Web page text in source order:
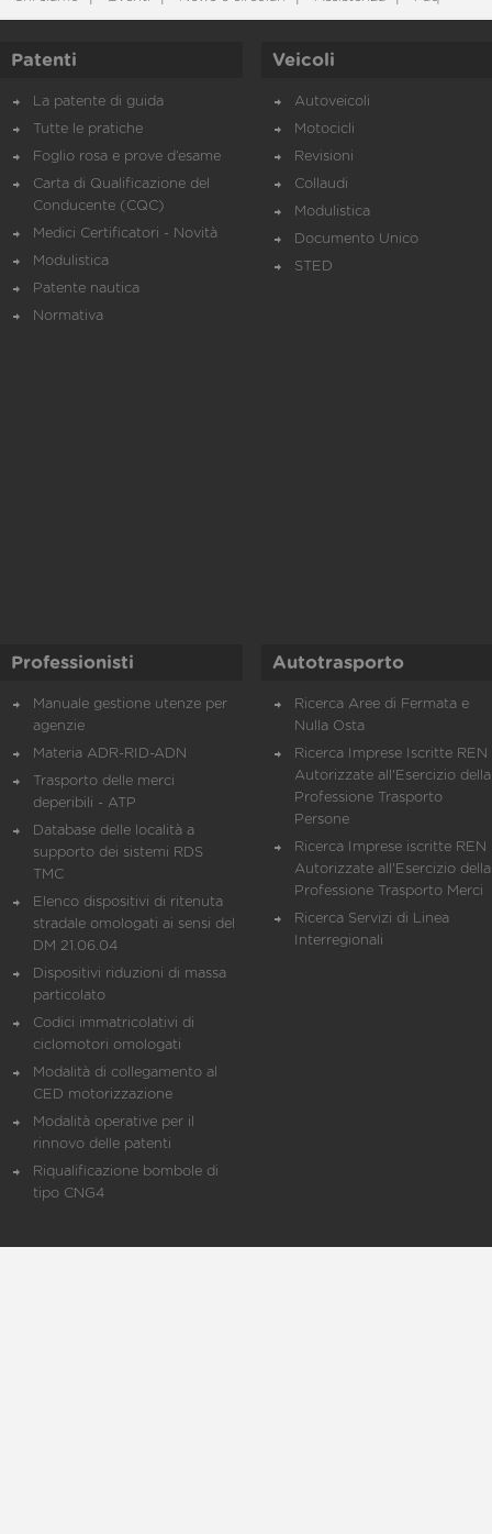
Patenti
La patente di guida
Tutte le pratiche
Foglio rosa e prove d’esame
Carta di Qualificazione del
Conducente (CQC)
Medici Certificatori - Novità
Modulistica
Patente nautica
Normativa
Veicoli
Autoveicoli
Motocicli
Revisioni
Collaudi
Modulistica
Documento Unico
STED
Professionisti
Manuale gestione utenze per
agenzie
Materia ADR-RID-ADN
Trasporto delle merci
deperibili - ATP
Database delle località a
supporto dei sistemi RDS
TMC
Elenco dispositivi di ritenuta
stradale omologati ai sensi del
DM 21.06.04
Dispositivi riduzioni di massa
particolato
Codici immatricolativi di
ciclomotori omologati
Modalità di collegamento al
CED motorizzazione
Modalità operative per il
rinnovo delle patenti
Riqualificazione bombole di
tipo CNG4
Autotrasporto
Ricerca Aree di Fermata e
Nulla Osta
Ricerca Imprese Iscritte REN
Autorizzate all'Esercizio della
Professione Trasporto
Persone
Ricerca Imprese iscritte REN
Autorizzate all'Esercizio della
Professione Trasporto Merci
Ricerca Servizi di Linea
Interregionali